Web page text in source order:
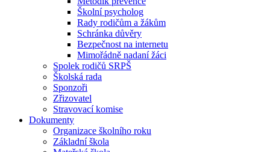
Školní psycholog
Rady rodičům a žákům
Schránka důvěry
Bezpečnost na internetu
Mimořádně nadaní žáci
Spolek rodičů SRPŠ
Školská rada
Sponzoři
Zřizovatel
Stravovací komise
Dokumenty
Organizace školního roku
Základní škola